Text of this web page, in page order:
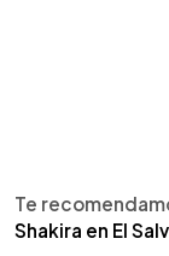
Te
Shakira en El